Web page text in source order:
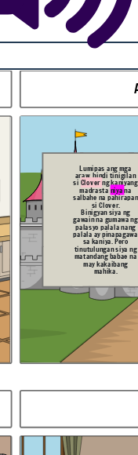
Lumipas ang mga
araw, hindi tinigilan
si Cloverng kaniyang
madrastaniyana
salbahe na pahirapan
si Clover.
Binigyan siya ng
gawain na gumawa ng
palasyo palala nang
palala ay pinapagawa
sa kaniya. Pero
tinutulungan siya ng
matandang babae na
may kakaibang
mahika.